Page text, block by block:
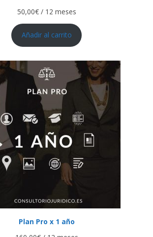
50,00€/ 12 meses
Añadir al carrito
Plan Pro x 1 año